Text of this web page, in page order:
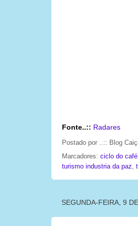
Fonte..:: Radares
Postado por ..:: Blog
Marcadores: ciclo do café
turismo industria da paz,
SEGUNDA-FEIRA, 9